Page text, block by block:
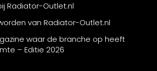
Radiator-Outlet.nl
van Radiator-Outlet.nl
waar de branche op heeft
– Editie 2026